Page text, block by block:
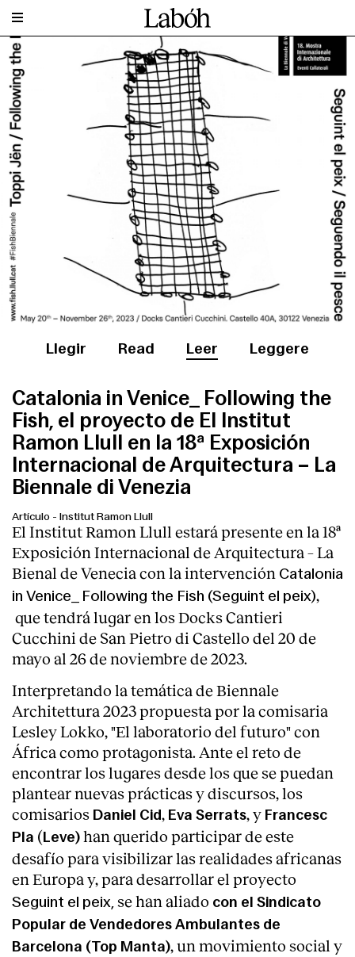
Llegir Read Leer Leggere
Catalonia in Venice_ Following the
Fish, el proyecto de El Institut
Ramon Llull en la 18ª Exposición
Internacional de Arquitectura – La
Biennale di Venezia
Artículo - Institut Ramon Llull
El Institut Ramon Llull estará presente en la 18ª
Exposición Internacional de Arquitectura – La
Bienal de Venecia con la intervención Catalonia
in Venice_ Following the Fish (Seguint el peix),
que tendrá lugar en los Docks Cantieri
Cucchini de San Pietro di Castello del 20 de
mayo al 26 de noviembre de 2023.
Interpretando la temática de Biennale
Architettura 2023 propuesta por la comisaria
Lesley Lokko, "El laboratorio del futuro" con
África como protagonista. Ante el reto de
encontrar los lugares desde los que se puedan
plantear nuevas prácticas y discursos, los
comisarios Daniel Cid, Eva Serrats, y Francesc
Pla (Leve) han querido participar de este
desafío para visibilizar las realidades africanas
en Europa y,para desarrollarel proyecto
Seguint el peix, se han aliado con el Sindicato
Popular de Vendedores Ambulantes de
Barcelona (Top Manta), un movimiento social y